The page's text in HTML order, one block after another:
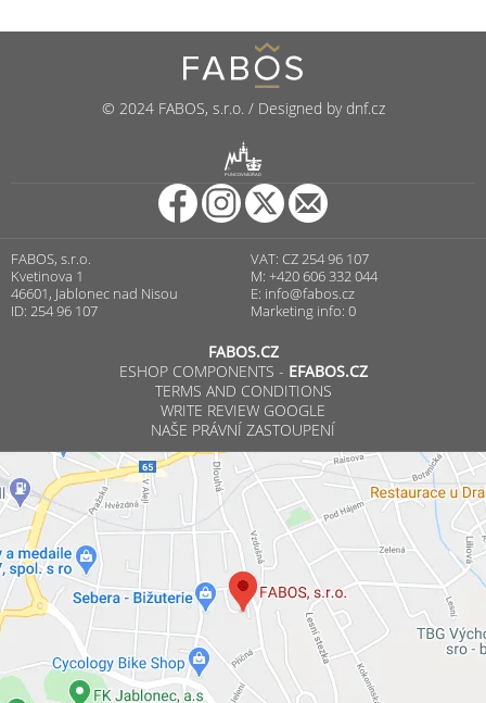
© 2024 FABOS, s.r.o. / Designed by dnf.cz
PUNCOVNÍ ÚŘAD
FABOS, s.r.o.
Kvetinova 1
46601, Jablonec nad Nisou
ID: 254 96 107
VAT: CZ 254 96 107
M: +420 606 332 044
E: info@fabos.cz
Marketing info: 0
FABOS.CZ
ESHOP COMPONENTS - EFABOS.CZ
TERMS AND CONDITIONS
WRITE REVIEW GOOGLE
NAŠE PRÁVNÍ ZASTOUPENÍ